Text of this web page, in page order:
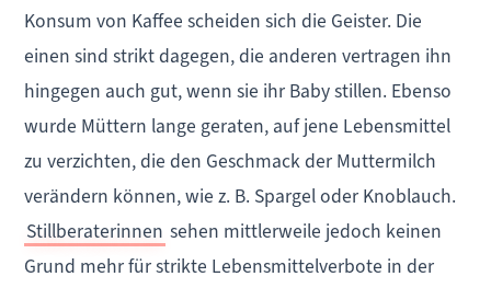
Konsum von Kaffee scheiden sich die Geister. Die
einen sind strikt dagegen, die anderen vertragen ihn
hingegen auch gut, wenn sie ihr Baby stillen. Ebenso
wurde Müttern lange geraten, auf jene Lebensmittel
zu verzichten, die den Geschmack der Muttermilch
verändern können, wie z. B. Spargel oder Knoblauch.
Stillberaterinnen sehen mittlerweile jedoch keinen
Grund mehr für strikte Lebensmittelverbote in der